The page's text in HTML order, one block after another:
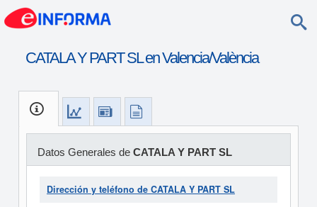
CATALA Y PART SL en Valencia/València
Datos Generales de CATALA Y PART SL
Dirección y teléfono de CATALA Y PART SL